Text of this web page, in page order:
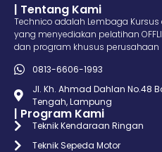
| Tentang Kami
Technico adalah Lembaga Kursus
yang menyediakan pelatihan
dan program khusus perusahaan
0813-6606-1993
Jl. Kh. Ahmad Dahlan No.48
Tengah, Lampung
| Program Kami
Teknik Kendaraan Ringan
Teknik Sepeda Motor